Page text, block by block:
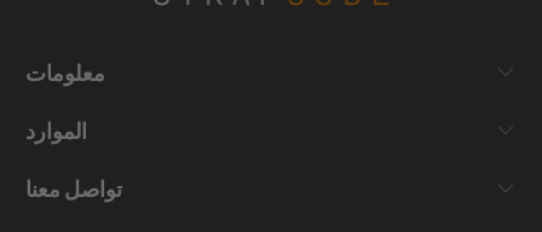
معلومات
الموارد
تواصل معنا